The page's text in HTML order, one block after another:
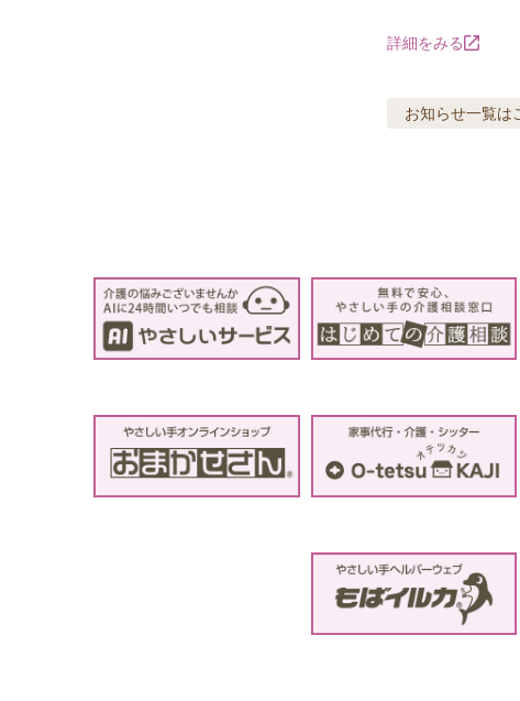
詳細をみる
お知らせ一覧は